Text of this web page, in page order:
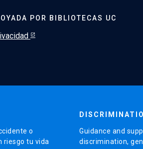
POR BIBLIOTECAS UC
o
riesgo tu vida
Guidance and
discrimination,